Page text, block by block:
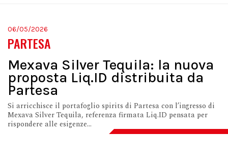
06/05/2026
PARTESA
Mexava Silver Tequila: la nuova
proposta Liq.ID distribuita da
Partesa
Si arricchisce il portafoglio spirits di Partesa con l’ingresso di
Mexava Silver Tequila, referenza firmata Liq.ID pensata per
rispondere alle esigenze...